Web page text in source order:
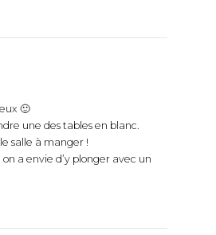
🙂
une des tables en blanc.
salle à manger !
a envie d’y plonger avec un